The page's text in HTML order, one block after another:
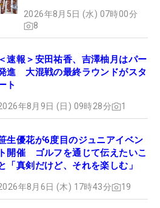
2026年8月5日 (水) 07時00分
8
＜速報＞安田祐香、吉澤柚月はパー
進 大混戦の最終ラウンドがスタ
ト
年8月9日 (日) 09時28分 1
生優花が6度目のジュニアイベン
ト開催 ゴルフを通じて伝えたいこ
「真剣だけど、それを楽しむ」
年8月6日 (木) 17時43分 19